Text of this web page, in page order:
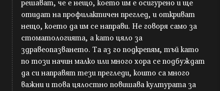
решават, че е нещо, което им е осигурено и ще
отидат на профилактичен преглед, и откриват
нещо, което да им се направи. Не говоря само за
стоматологията, а като цяло за
здравеопазването. Та аз го подкрепям, тъй като
по този начин малко или много хора се подбуждат
да си направят тези прегледи, които са много
важни и това цялостно повишава културата за